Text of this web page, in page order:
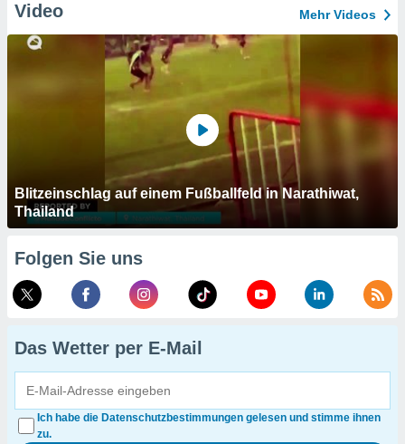
Video Mehr Videos
Blitzeinschlag auf einem Fußballfeld in Narathiwat,
Thailand
Folgen Sie uns
Das Wetter per E-Mail
Ich habe die Datenschutzbestimmungen gelesen und stimme ihnen
zu.